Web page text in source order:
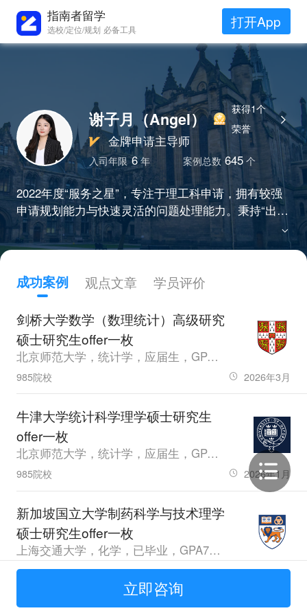
指南者留学
选校/定位/规划 必备工具 打开App
谢子月（Angel）
获得1个
荣誉
金牌申请主导师
入司年限 6年 案例总数 645 个
2022年度“服务之星”，专注于理工科申请，拥有较强
申请规划能力与快速灵活的问题处理能力。秉持“出彩
而不落俗套”理念，提供高品质的服务，斩获令人心动
的offer。
成功案例 观点文章
学员评价
剑桥大学数学（数理统计）高级研究
硕士研究生offer一枚
北京师范大学，统计学，应届生，GPA3.8，雅思6.5
985院校 2026年3月
牛津大学统计科学理学硕士研究生
offer一枚
北京师范大学，统计学，应届生，GPA3.8，雅思6.5
985院校 2026年1月
新加坡国立大学制药科学与技术理学
硕士研究生offer一枚
上海交通大学，化学，已毕业，GPA77.44，雅思6.5
985院校 2023年9月
利兹大学会计与金融理学硕士研究生
立即咨询